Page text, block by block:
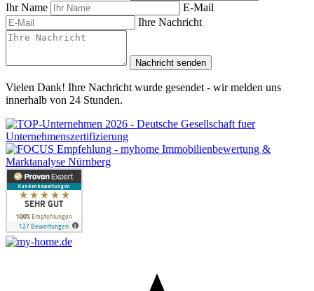
Ihr Name
E-Mail
Ihre Nachricht
Nachricht senden
Vielen Dank! Ihre Nachricht wurde gesendet - wir melden uns
innerhalb von 24 Stunden.